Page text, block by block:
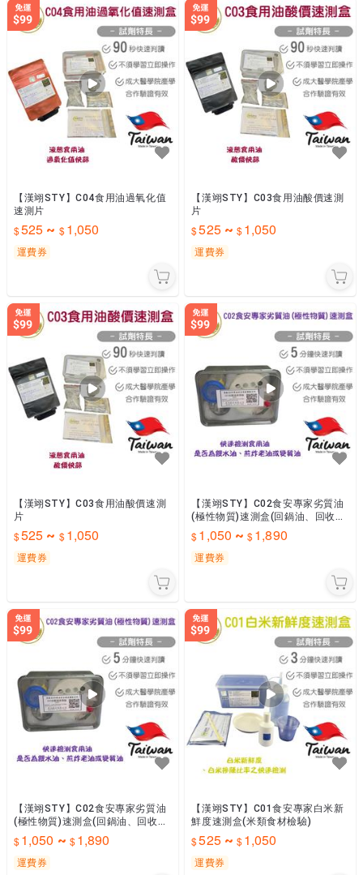
【漢翊STY】C04食用油過氧化值
速測片
525 ~ 1,050
運費券
【漢翊STY】C03食用油酸價速測
片
525~ 1,050
運費券
【漢翊STY】C03食用油酸價速測
片
525 ~ 1,050
運費券
【漢翊STY】C02食安專家劣質油
(極性物質)速測盒(回鍋油、回收油
檢驗)
1,050 ~ 1,890
運費券
【漢翊STY】C02食安專家劣質油
(極性物質)速測盒(回鍋油、回收油
檢驗)
1,050 ~ 1,890
運費券
【漢翊STY】C01食安專家白米新
鮮度速測盒(米類食材檢驗)
525~ 1,050
運費券